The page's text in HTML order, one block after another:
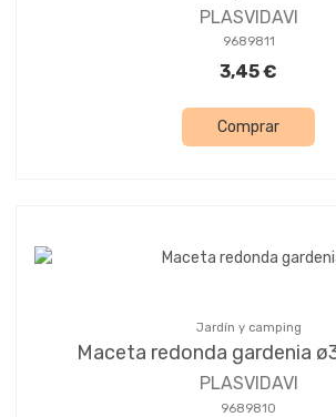
PLASVIDAVI
9689811
3,45 €
Comprar
Jardín y camping
Maceta redonda gardenia
PLASVIDAVI
9689810